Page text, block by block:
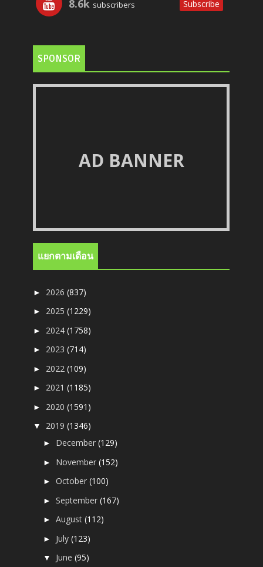
8.6k subscribers Subscribe
SPONSOR
AD BANNER
แยกตามเดือน
► 2026(837)
► 2025(1229)
► 2024(1758)
► 2023(714)
► 2022(109)
► 2021(1185)
► 2020(1591)
▼ 2019(1346)
► December(129)
► November(152)
►October(100)
►September(167)
►August(112)
► July(123)
▼ June(95)